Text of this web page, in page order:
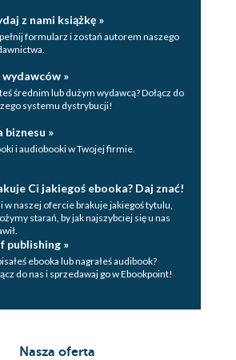
z nami książkę »
formularz i zostań autorem naszego
wydawców »
średnim lub dużym wydawcą? Dołącz do
systemu dystrybucji!
biznesu »
i audiobooki w Twojej firmie.
Ci jakiegoś ebooka? Daj znać!
w naszej ofercie brakuje jakiegoś tytulu,
starań, by jak najszybciej się u nas
publishing »
ebooka lub nagrałeś audibook?
do nas i sprzedawaj go w Ebookpoint!
Nasza oferta